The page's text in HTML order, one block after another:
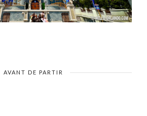
AVANT DE PARTIR